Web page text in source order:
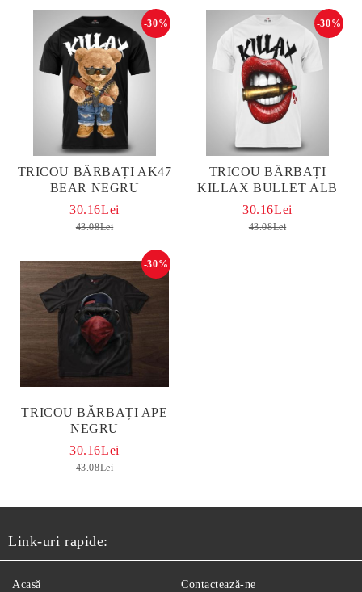
TRICOU BĂRBAȚI AK47
BEAR NEGRU
-30%
30.16Lei
43.08Lei
TRICOU BĂRBAȚI
KILLAX BULLET ALB
-30%
30.16Lei
43.08Lei
TRICOU BĂRBAȚI APE
NEGRU
-30%
30.16Lei
43.08Lei
Link-uri rapide:
Acasă Contactează-ne